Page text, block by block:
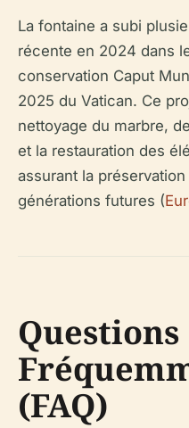
La fontaine a subi
récente en 2024 dans
conservation Caput
2025 du Vatican. Ce
nettoyage du marbre,
et la restauration des
assurant la
générations futures (
Questions
(FAQ)